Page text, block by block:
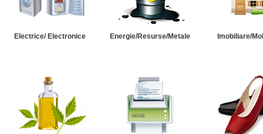
Electrice/ Electronice Energie/Resurse/Metale Imobiliare/